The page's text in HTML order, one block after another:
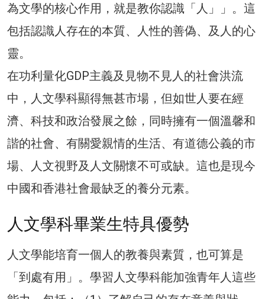
為文學的核心作用，就是教你認識「人」」。這
包括認識人存在的本質、人性的善偽、及人的心
靈。
在功利量化GDP主義及見物不見人的社會洪流
中，人文學科顯得無甚市場，但如世人要在經
濟、科技和政治發展之餘，同時擁有一個溫馨和
諧的社會、有關愛親情的生活、有道德公義的市
場、人文視野及人文關懷不可或缺。這也是現今
中國和香港社會最缺乏的養分元素。
人文學科畢業生特具優勢
人文學能培育一個人的教養與素質，也可算是
「到處有用」。學習人文學科能加強青年人這些